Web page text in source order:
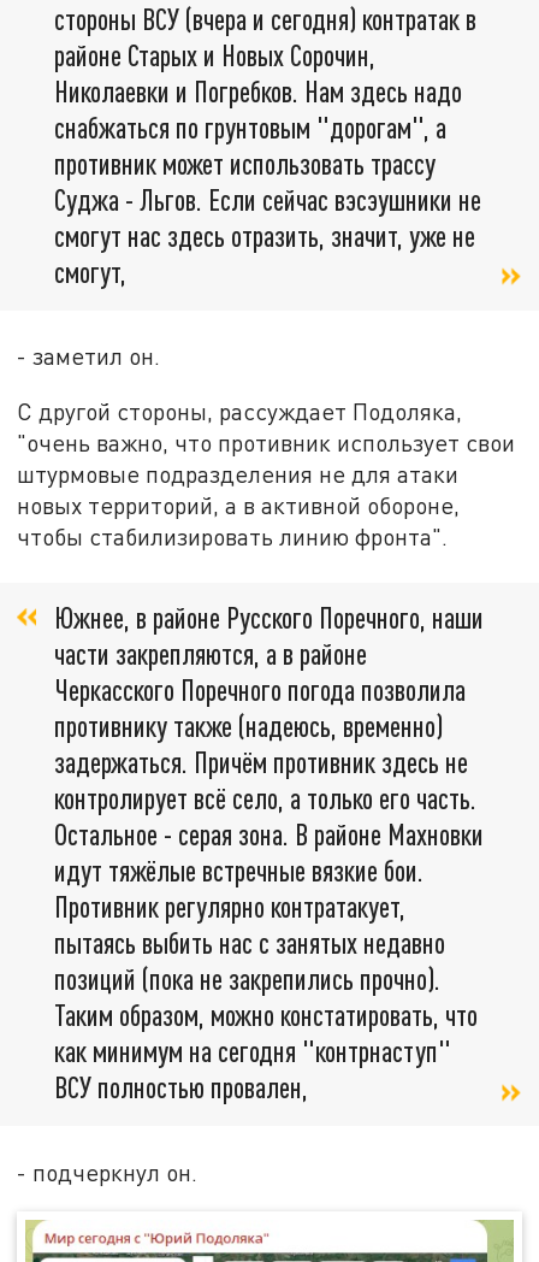
стороны ВСУ (вчера и сегодня) контратак в
районе Старых и Новых Сорочин,
Николаевки и Погребков. Нам здесь надо
снабжаться по грунтовым "дорогам", а
противник может использовать трассу
Суджа - Льгов. Если сейчас вэсэушники не
смогут нас здесь отразить, значит, уже не
смогут,
- заметил он.
С другой стороны, рассуждает Подоляка,
"очень важно, что противник использует свои
штурмовые подразделения не для атаки
новых территорий, а в активной обороне,
чтобы стабилизировать линию фронта".
Южнее, в районе Русского Поречного, наши
части закрепляются, а в районе
Черкасского Поречного погода позволила
противнику также (надеюсь, временно)
задержаться. Причём противник здесь не
контролирует всё село, а только его часть.
Остальное - серая зона. В районе Махновки
идут тяжёлые встречные вязкие бои.
Противник регулярно контратакует,
пытаясь выбить нас с занятых недавно
позиций (пока не закрепились прочно).
Таким образом, можно констатировать, что
как минимум на сегодня "контрнаступ"
ВСУ полностью провален,
- подчеркнул он.